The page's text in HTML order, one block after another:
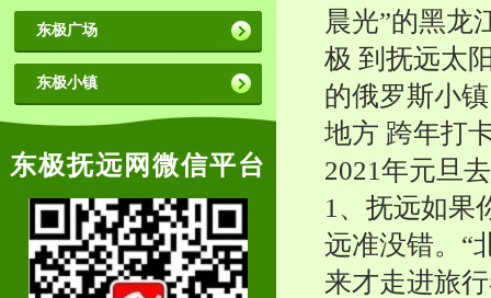
东极广场
东极小镇
东极抚远网微信平台
晨光”的黑龙
极 到抚远太
的俄罗斯小
地方 跨年打
2021年元旦
1、抚远如果
远准没错。“
来才走进旅